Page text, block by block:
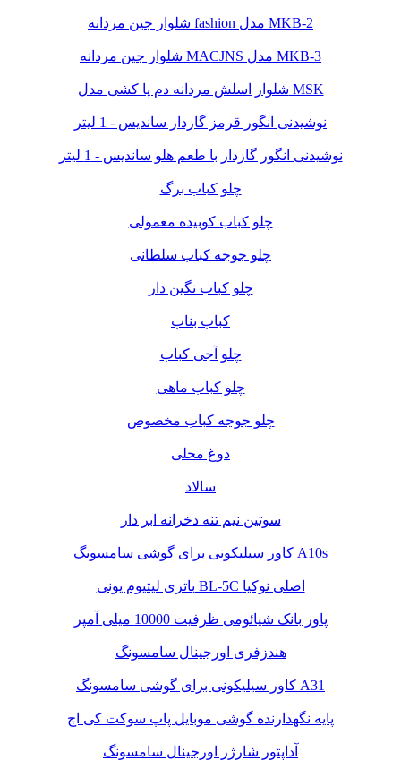
شلوار جین مردانه fashion مدل MKB-2
شلوار جین مردانه MACJNS مدل MKB-3
شلوار اسلش مردانه دم پا کشی مدل MSK
نوشیدنی انگور قرمز گازدار ساندیس - 1 لیتر
نوشیدنی انگور گازدار با طعم هلو ساندیس - 1 لیتر
چلو کباب برگ
چلو کباب کوبیده معمولی
چلو جوجه کباب سلطانی
چلو کباب نگین دار
کباب بناب
چلو آجی کباب
چلو کباب ماهی
چلو جوجه کباب مخصوص
دوغ محلی
سالاد
سوتین نیم تنه دخرانه ابر دار
کاور سیلیکونی برای گوشی سامسونگ A10s
باتری لیتیوم یونی BL-5C اصلی نوکیا
پاور بانک شیائومی ظرفیت 10000 میلی آمپر
هندزفری اورجینال سامسونگ
کاور سیلیکونی برای گوشی سامسونگ A31
پایه نگهدارنده گوشی موبایل پاپ سوکت کی اچ
آداپتور شارژر اورجینال سامسونگ